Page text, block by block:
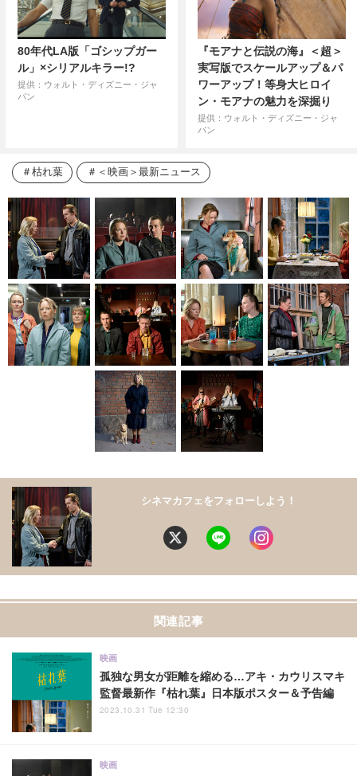
80年代LA版「ゴシップガー
ル」×シリアルキラー!?
提供：ウォルト・ディズニー・ジャ
パン
『モアナと伝説の海』＜超＞
実写版でスケールアップ＆パ
ワーアップ！等身大ヒロイ
ン・モアナの魅力を深掘り
提供：ウォルト・ディズニー・ジャ
パン
枯れ葉 ＜映画＞最新ニュース
シネマカフェをフォローしよう！
関連記事
孤独な男女が距離を縮める…アキ・カウリスマキ
監督最新作『枯れ葉』日本版ポスター＆予告編
映画
2023.10.31 Tue 12:30
映画